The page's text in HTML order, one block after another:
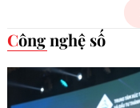
Công nghệ số